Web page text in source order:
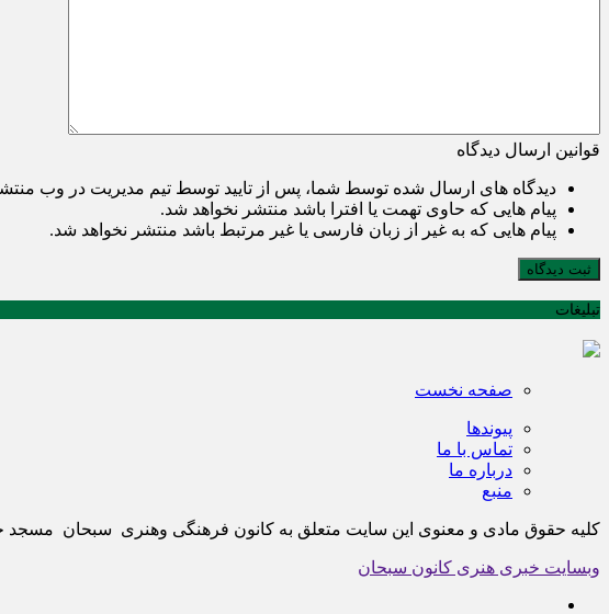
قوانین ارسال دیدگاه
دیدگاه های ارسال شده توسط شما، پس از تایید توسط تیم مدیریت در وب
پیام هایی که حاوی تهمت یا افترا باشد منتشر نخواهد شد.
پیام هایی که به غیر از زبان فارسی یا غیر مرتبط باشد منتشر نخواهد شد.
ثبت دیدگاه
تبلیغات
صفحه نخست
پیوندها
تماس با ما
درباره ما
منبع
کلیه حقوق مادی و معنوی این سایت متعلق به کانون فرهنگی وهنری سبحان
وبسایت خبری هنری کانون سبحان